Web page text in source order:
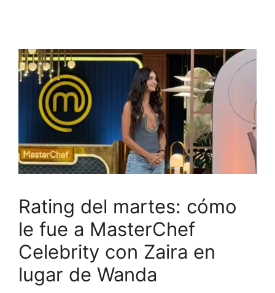
Rating del martes: cómo
le fue a MasterChef
Celebrity con Zaira en
lugar de Wanda